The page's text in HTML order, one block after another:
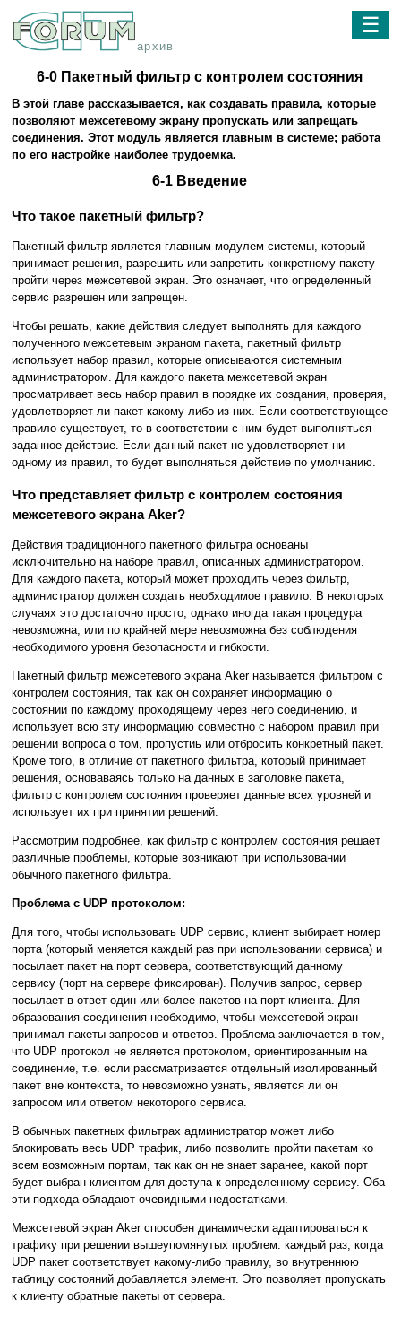
архив
☰
6-0 Пакетный фильтр с контролем состояния
В этой главе рассказывается, как создавать правила, которые
позволяют межсетевому экрану пропускать или запрещать
соединения. Этот модуль является главным в системе; работа
по его настройке наиболее трудоемка.
6-1 Введение
Что такое пакетный фильтр?
Пакетный фильтр является главным модулем системы, который
принимает решения, разрешить или запретить конкретному пакету
пройти через межсетевой экран. Это означает, что определенный
сервис разрешен или запрещен.
Чтобы решать, какие действия следует выполнять для каждого
полученного межсетевым экраном пакета, пакетный фильтр
использует набор правил, которые описываются системным
администратором. Для каждого пакета межсетевой экран
просматривает весь набор правил в порядке их создания, проверяя,
удовлетворяет ли пакет какому-либо из них. Если соответствующее
правило существует, то в соответствии с ним будет выполняться
заданное действие. Если данный пакет не удовлетворяет ни
одному из правил, то будет выполняться действие по умолчанию.
Что представляет фильтр с контролем состояния
межсетевого экрана Aker?
Действия традиционного пакетного фильтра основаны
исключительно на наборе правил, описанных администратором.
Для каждого пакета, который может проходить через фильтр,
администратор должен создать необходимое правило. В некоторых
случаях это достаточно просто, однако иногда такая процедура
невозможна, или по крайней мере невозможна без соблюдения
необходимого уровня безопасности и гибкости.
Пакетный фильтр межсетевого экрана Aker называется фильтром с
контролем состояния, так как он сохраняет информацию о
состоянии по каждому проходящему через него соединению, и
использует всю эту информацию совместно с набором правил при
решении вопроса о том, пропустиь или отбросить конкретный пакет.
Кроме того, в отличие от пакетного фильтра, который принимает
решения, основаваясь только на данных в заголовке пакета,
фильтр с контролем состояния проверяет данные всех уровней и
использует их при принятии решений.
Рассмотрим подробнее, как фильтр с контролем состояния решает
различные проблемы, которые возникают при использовании
обычного пакетного фильтра.
Проблема с UDP протоколом:
Для того, чтобы использовать UDP сервис, клиент выбирает номер
порта (который меняется каждый раз при использовании сервиса) и
посылает пакет на порт сервера, соответствующий данному
сервису (порт на сервере фиксирован). Получив запрос, сервер
посылает в ответ один или более пакетов на порт клиента. Для
образования соединения необходимо, чтобы межсетевой экран
принимал пакеты запросов и ответов. Проблема заключается в том,
что UDP протокол не является протоколом, ориентированным на
соединение, т.е. если рассматривается отдельный изолированный
пакет вне контекста, то невозможно узнать, является ли он
запросом или ответом некоторого сервиса.
В обычных пакетных фильтрах администратор может либо
блокировать весь UDP трафик, либо позволить пройти пакетам ко
всем возможным портам, так как он не знает заранее, какой порт
будет выбран клиентом для доступа к определенному сервису. Оба
эти подхода обладают очевидными недостатками.
Межсетевой экран Aker способен динамически адаптироваться к
трафику при решении вышеупомянутых проблем: каждый раз, когда
UDP пакет соответствует какому-либо правилу, во внутреннюю
таблицу состояний добавляется элемент. Это позволяет пропускать
к клиенту обратные пакеты от сервера.